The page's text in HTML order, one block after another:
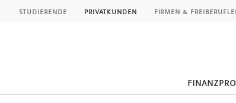
studierende privatkunden firmen &